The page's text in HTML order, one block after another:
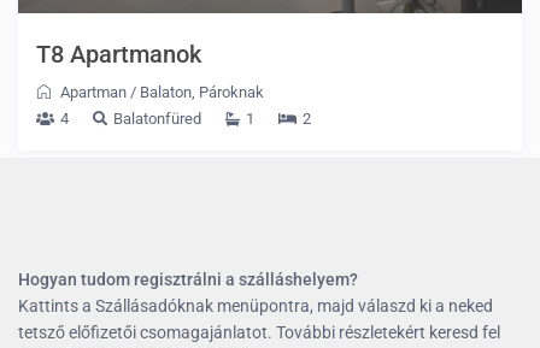
T8 Apartmanok
Apartman / Balaton, Pároknak
4
Balatonfüred 1 2
Hogyan tudom regisztrálni a szálláshelyem?
Kattints a Szállásadóknak menüpontra, majd válaszd ki a neked
tetsző előfizetői csomagajánlatot. További részletekért keresd fel